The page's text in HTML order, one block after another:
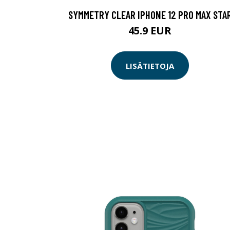
SYMMETRY CLEAR IPHONE 12 PRO MAX
45.9 EUR
LISÄTIETOJA